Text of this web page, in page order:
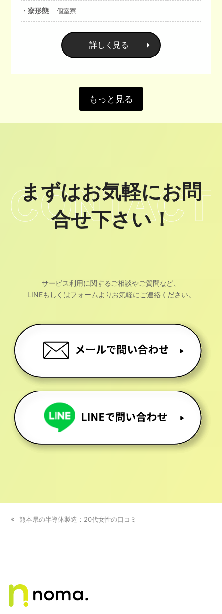
・寮形態 個室寮
詳しく見る
もっと見る
まずはお気軽にお問
合せ下さい！
サービス利用に関するご相談やご質問など、
LINEもしくはフォームよりお気軽にご連絡ください。
previous
熊本県の半導体製造：20代女性の口コミ